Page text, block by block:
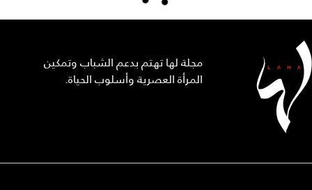
مجلة لها تهتم بدعم الشباب وتمكين
المرأة العصرية وأسلوب الحياة.